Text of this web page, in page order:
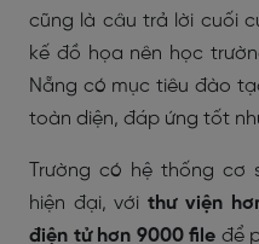
cũng là câu trả lời cuối
kế đồ họa nên học
Nẵng có mục tiêu đào
toàn diện, đáp ứng tốt
Trường có hệ thống
hiện đại, vớithư viện
điện tử hơn 9000 file để